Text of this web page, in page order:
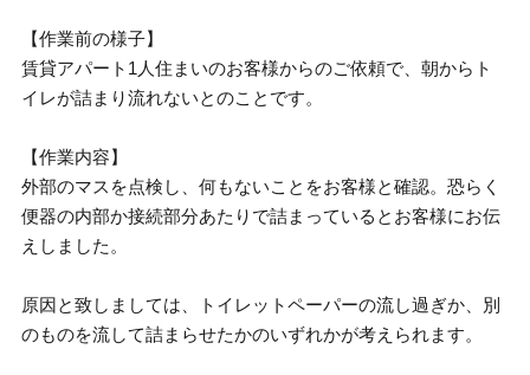
【作業前の様子】
賃貸アパート1人住まいのお客様からのご依頼で、朝からト
イレが詰まり流れないとのことです。
【作業内容】
外部のマスを点検し、何もないことをお客様と確認。恐らく
便器の内部か接続部分あたりで詰まっているとお客様にお伝
えしました。
原因と致しましては、トイレットペーパーの流し過ぎか、別
のものを流して詰まらせたかのいずれかが考えられます。